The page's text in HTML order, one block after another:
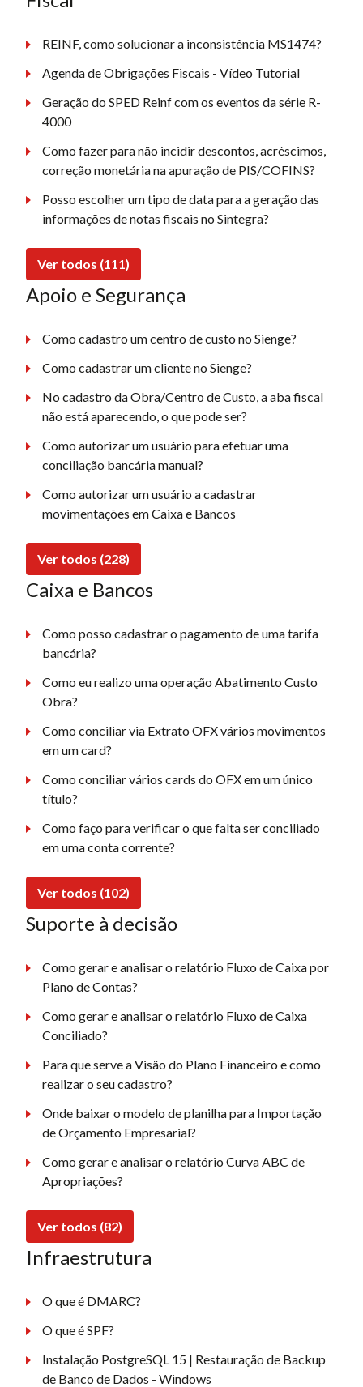
REINF, como solucionar a inconsistência MS1474?
Agenda de Obrigações Fiscais - Vídeo Tutorial
Geração do SPED Reinf com os eventos da série R-
4000
Como fazer para não incidir descontos, acréscimos,
correção monetária na apuração de PIS/COFINS?
Posso escolher um tipo de data para a geração das
informações de notas fiscais no Sintegra?
Ver todos (111)
Apoio e Segurança
Como cadastro um centro de custo no Sienge?
Como cadastrar um cliente no Sienge?
No cadastro da Obra/Centro de Custo, a aba fiscal
não está aparecendo, o que pode ser?
Como autorizar um usuário para efetuar uma
conciliação bancária manual?
Como autorizar um usuário a cadastrar
movimentações em Caixa e Bancos
Ver todos (228)
Caixa e Bancos
Como posso cadastrar o pagamento de uma tarifa
bancária?
Como eu realizo uma operação Abatimento Custo
Obra?
Como conciliar via Extrato OFX vários movimentos
em um card?
Como conciliar vários cards do OFX em um único
título?
Como faço para verificar o que falta ser conciliado
em uma conta corrente?
Ver todos (102)
Suporte à decisão
Como gerar e analisar o relatório Fluxo de Caixa por
Plano de Contas?
Como gerar e analisar o relatório Fluxo de Caixa
Conciliado?
Para que serve a Visão do Plano Financeiro e como
realizar o seu cadastro?
Onde baixar o modelo de planilha para Importação
de Orçamento Empresarial?
Como gerar e analisar o relatório Curva ABC de
Apropriações?
Ver todos (82)
Infraestrutura
O que é DMARC?
O que é SPF?
Instalação PostgreSQL 15 | Restauração de Backup
de Banco de Dados - Windows